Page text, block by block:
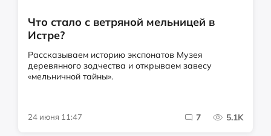
Что стало с ветряной мельницей в
Истре?
Рассказываем историю экспонатов Музея
деревянного зодчества и открываем завесу
«мельничной тайны».
24 июня 11:47 7 5.1K